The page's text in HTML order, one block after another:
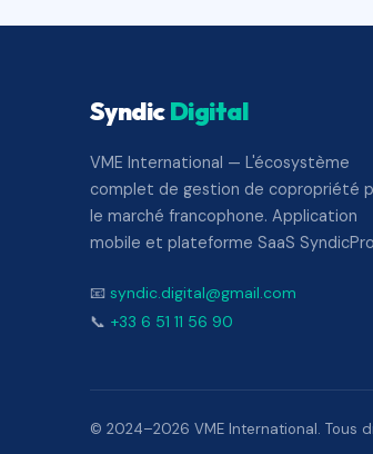
SyndicDigital
VME International — L'écosystème
complet de gestion de copropriété
le marché francophone. Application
mobile et plateforme SaaS
📧 syndic.digital@gmail.com
📞 +33 6 51 11 56 90
© 2024–2026 VME International. Tous